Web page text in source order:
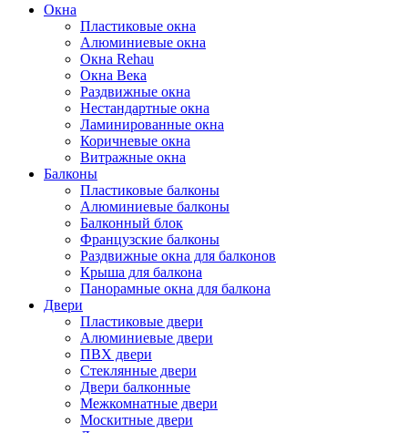
Окна
Пластиковые окна
Алюминиевые окна
Окна Rehau
Окна Века
Раздвижные окна
Нестандартные окна
Ламинированные окна
Коричневые окна
Витражные окна
Балконы
Пластиковые балконы
Алюминиевые балконы
Балконный блок
Французские балконы
Раздвижные окна для балконов
Крыша для балкона
Панорамные окна для балкона
Двери
Пластиковые двери
Алюминиевые двери
ПВХ двери
Стеклянные двери
Двери балконные
Межкомнатные двери
Москитные двери